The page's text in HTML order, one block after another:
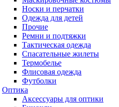
Носки и перчатки
Одежда для детей
Прочие
Ремни и подтяжки
Тактическая одежда
Спасательные жилеты
Термобелье
Флисовая одежда
Футболки
Оптика
Аксессуары для оптики